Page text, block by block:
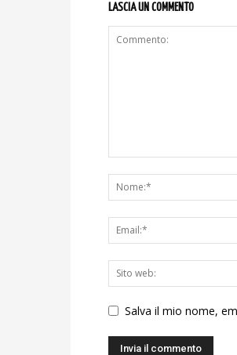
LASCIA UN COMMENTO
Salva il mio nome,